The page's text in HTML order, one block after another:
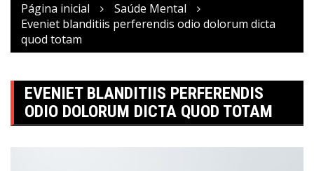
Página inicial
Saúde Mental
Eveniet blanditiis perferendis odio dolorum dicta
quod totam
EVENIET BLANDITIIS PERFERENDIS
ODIO DOLORUM DICTA QUOD TOTAM